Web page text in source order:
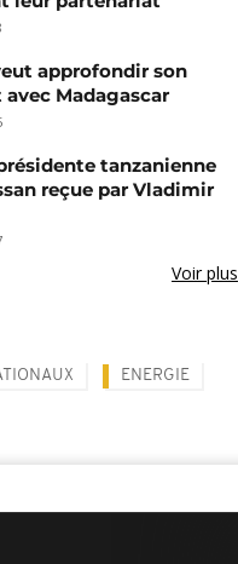
approfondir son
Madagascar
tanzanienne
reçue par Vladimir
Voir plus
ENERGIE